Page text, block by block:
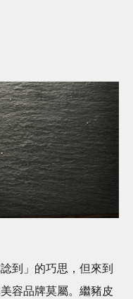
到」的巧思，但來到
容品牌莫屬。繼豬皮